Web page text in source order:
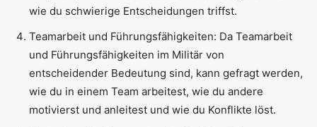
wie du schwierige Entscheidungen triffst.
Teamarbeit und Führungsfähigkeiten: Da Teamarbeit
und Führungsfähigkeiten im Militär von
entscheidender Bedeutung sind, kann gefragt werden,
wie du in einem Team arbeitest, wie du andere
motivierst und anleitest und wie du Konflikte löst.